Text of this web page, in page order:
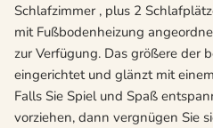
Schlafzimmer , plus 2
mit Fußbodenheizung
zur Verfügung. Das größere der
eingerichtet und glänzt mit
Falls Sie Spiel und Spaß
vorziehen, dann vergnügen Sie